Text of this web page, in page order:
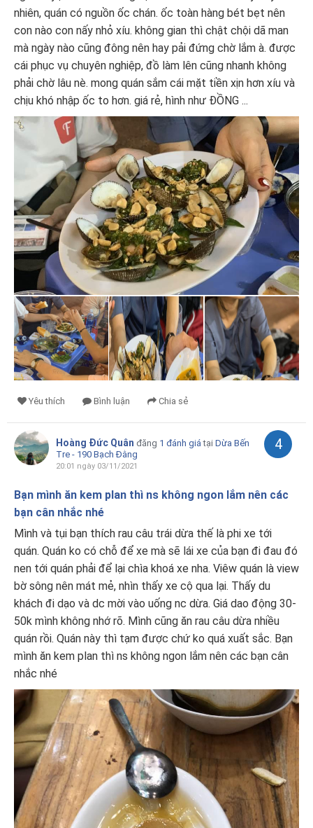
nhiên, quán có nguồn ốc chán. ốc toàn hàng bét bẹt nên
con nào con nấy nhỏ xíu. không gian thì chật chội dã man
mà ngày nào cũng đông nên hay pải đứng chờ lắm à. được
cái phục vụ chuyên nghiệp, đồ làm lên cũng nhanh không
phải chờ lâu nè. mong quán sắm cái mặt tiền xịn hơn xíu và
chịu khó nhập ốc to hơn. giá rẻ, hình như ĐỒNG ...
Yêu thích Bình luận Chia sẻ
Hoàng Đức Quân đăng 1 đánh giá tại Dừa Bến
Tre - 190 Bạch Đằng
20:01 ngày 03/11/2021
4
Bạn mình ăn kem plan thì ns không ngon lắm nên các
bạn cân nhắc nhé
Mình và tụi bạn thích rau câu trái dừa thế là phi xe tới
quán. Quán ko có chỗ để xe mà sẽ lái xe của bạn đi đau đó
nen tới quán phải để lại chìa khoá xe nha. Viêw quán là view
bờ sông nên mát mẻ, nhìn thấy xe cộ qua lại. Thấy du
khách đi dạo và dc mời vào uống nc dừa. Giá dao động 30-
50k mình không nhớ rõ. Mình cũng ăn rau câu dừa nhiều
quán rồi. Quán này thì tạm được chứ ko quá xuất sắc. Bạn
mình ăn kem plan thì ns không ngon lắm nên các bạn cân
nhắc nhé